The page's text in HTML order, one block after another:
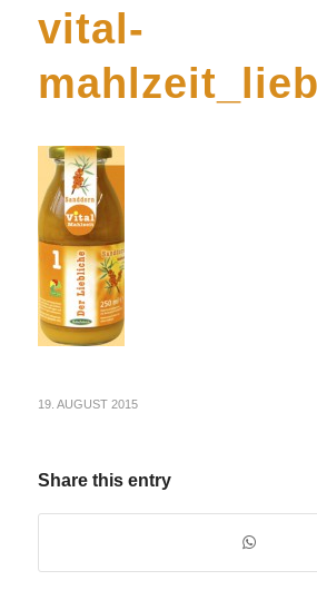
vital-
19. AUGUST 2015
Share this entry